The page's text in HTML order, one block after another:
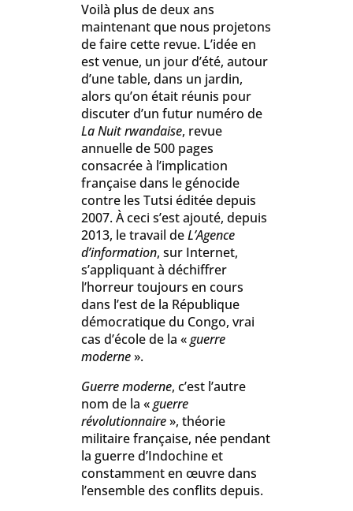
Voilà plus de deux ans
maintenant que nous projetons
de faire cette revue. L’idée en
est venue, un jour d’été, autour
d’une table, dans un jardin,
alors qu’on était réunis pour
discuter d’un futur numéro de
La Nuit rwandaise, revue
annuelle de 500 pages
consacrée à l’implication
française dans le génocide
contre les Tutsi éditée depuis
2007. À ceci s’est ajouté, depuis
2013, le travail deL’Agence
d’information, sur Internet,
s’appliquant à déchiffrer
l’horreur toujours en cours
dans l’est de la République
démocratique du Congo, vrai
cas d’école de la «guerre
moderne».
Guerre moderne, c’est l’autre
nom de la «guerre
révolutionnaire», théorie
militaire française, née pendant
la guerre d’Indochine et
constamment en œuvre dans
l’ensemble des conflits depuis.